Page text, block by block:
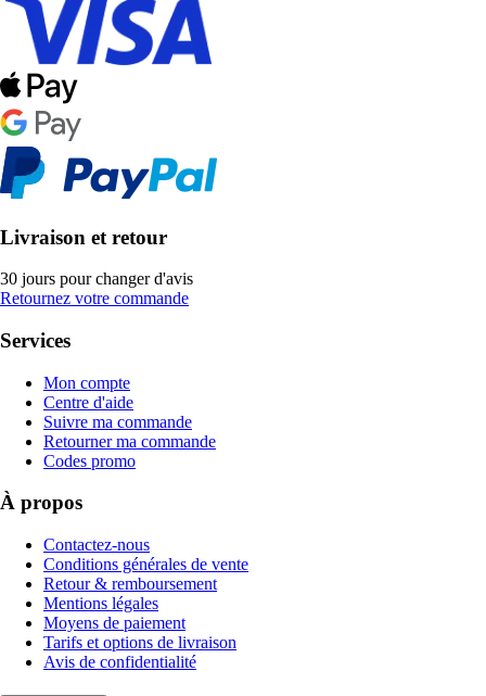
Livraison et retour
30 jours pour changer d'avis
Retournez votre commande
Services
Mon compte
Centre d'aide
Suivre ma commande
Retourner ma commande
Codes promo
À propos
Contactez-nous
Conditions générales de vente
Retour & remboursement
Mentions légales
Moyens de paiement
Tarifs et options de livraison
Avis de confidentialité